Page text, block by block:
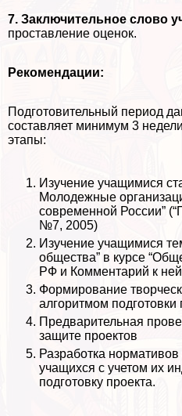
7. Заключительное слово
проставление оценок.
Рекомендации:
Подготовительный период
составляет минимум 3
этапы:
Изучение учащимися
Молодежные
современной России”
№7, 2005)
Изучение учащимися
общества” в курсе
РФ и Комментарий к
Формирование
алгоритмом подготовки
Предварительная
защите проектов
Разработка
учащихся с учетом их
подготовку проекта.